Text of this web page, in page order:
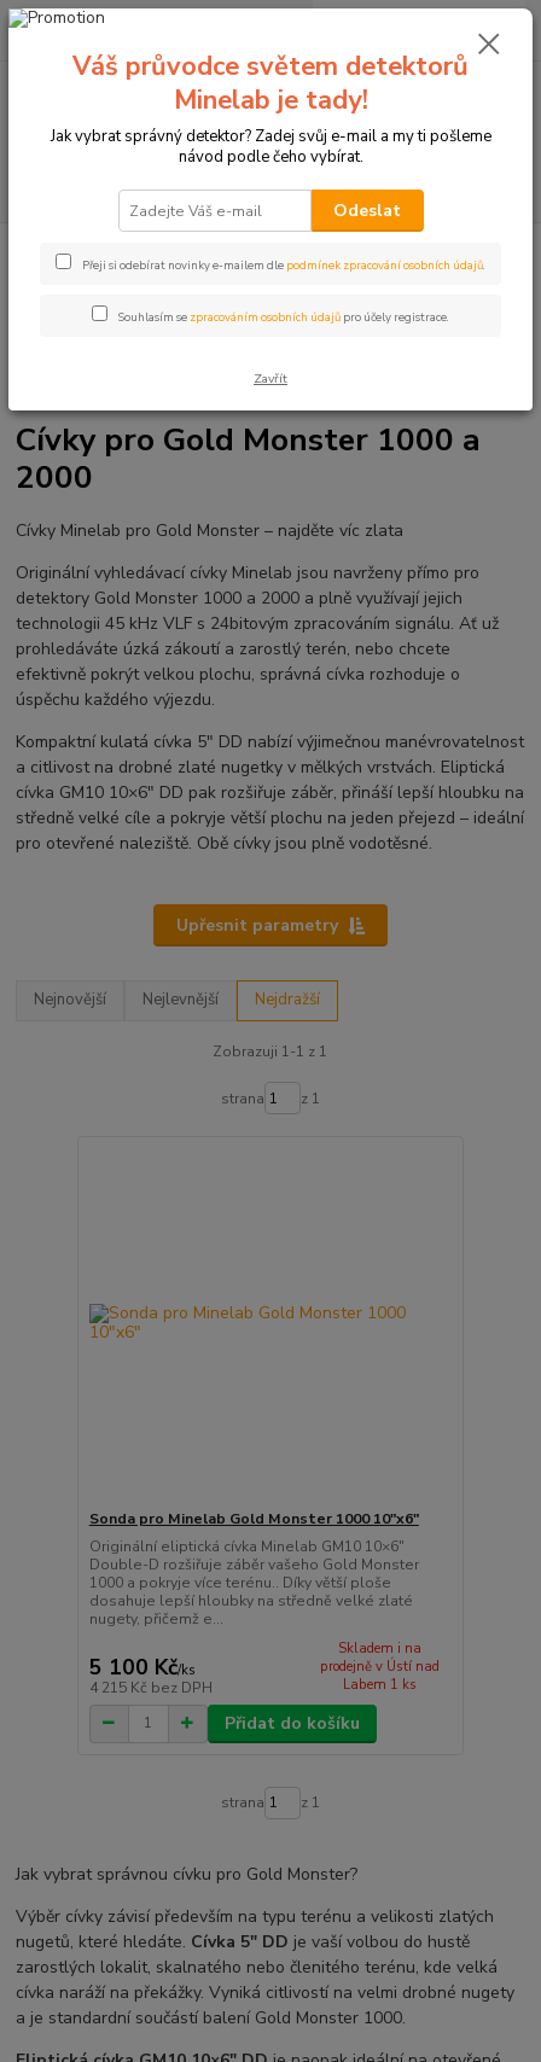
+420774877333
0 Kč
detektory kovů Minelab
Cívky pro Gold Monster
Cívky pro Gold Monster 1000 a
2000
Cívky Minelab pro Gold Monster – najděte víc zlata
Originální vyhledávací cívky Minelab jsou navrženy přímo pro
detektory Gold Monster 1000 a 2000 a plně využívají jejich
technologii 45 kHz VLF s 24bitovým zpracováním signálu. Ať už
prohledáváte úzká zákoutí a zarostlý terén, nebo chcete
efektivně pokrýt velkou plochu, správná cívka rozhoduje o
úspěchu každého výjezdu.
Kompaktní kulatá cívka 5" DD nabízí výjimečnou manévrovatelnost
a citlivost na drobné zlaté nugetky v mělkých vrstvách. Eliptická
cívka GM10 10×6" DD pak rozšiřuje záběr, přináší lepší hloubku na
středně velké cíle a pokryje větší plochu na jeden přejezd – ideální
pro otevřené naleziště. Obě cívky jsou plně vodotěsné.
Upřesnit parametry
Nejnovější Nejlevnější Nejdražší
Zobrazuji 1-1 z 1
strana z 1
Sonda pro Minelab Gold Monster 1000 10"x6"
Originální eliptická cívka Minelab GM10 10×6"
Double-D rozšiřuje záběr vašeho Gold Monster
1000 a pokryje více terénu.. Díky větší ploše
dosahuje lepší hloubky na středně velké zlaté
nugety, přičemž e...
5 100 Kč/ks
4 215 Kč bez DPH
Skladem i na
prodejně v Ústí nad
Labem 1 ks
Přidat do košíku
strana z 1
Jak vybrat správnou cívku pro Gold Monster?
Výběr cívky závisí především na typu terénu a velikosti zlatých
nugetů, které hledáte. Cívka 5" DD je vaší volbou do hustě
zarostlých lokalit, skalnatého nebo členitého terénu, kde velká
cívka naráží na překážky. Vyniká citlivostí na velmi drobné nugety
a je standardní součástí balení Gold Monster 1000.
Váš průvodce světem detektorů
Minelab je tady!
Jak vybrat správný detektor? Zadej svůj e-mail a my ti pošleme
návod podle čeho vybírat.
Odeslat
Přeji si odebírat novinky e-mailem dle podmínek zpracování osobních údajů.
Souhlasím se zpracováním osobních údajů pro účely registrace.
Zavřít